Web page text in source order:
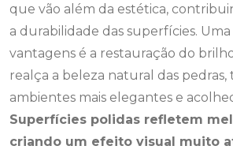
que vão além da estética,
a durabilidade das superfícies.
vantagens é a restauração do
realça a beleza natural das pedras,
ambientes mais elegantes e
Superfícies polidas refletem
criando um efeito visual muito